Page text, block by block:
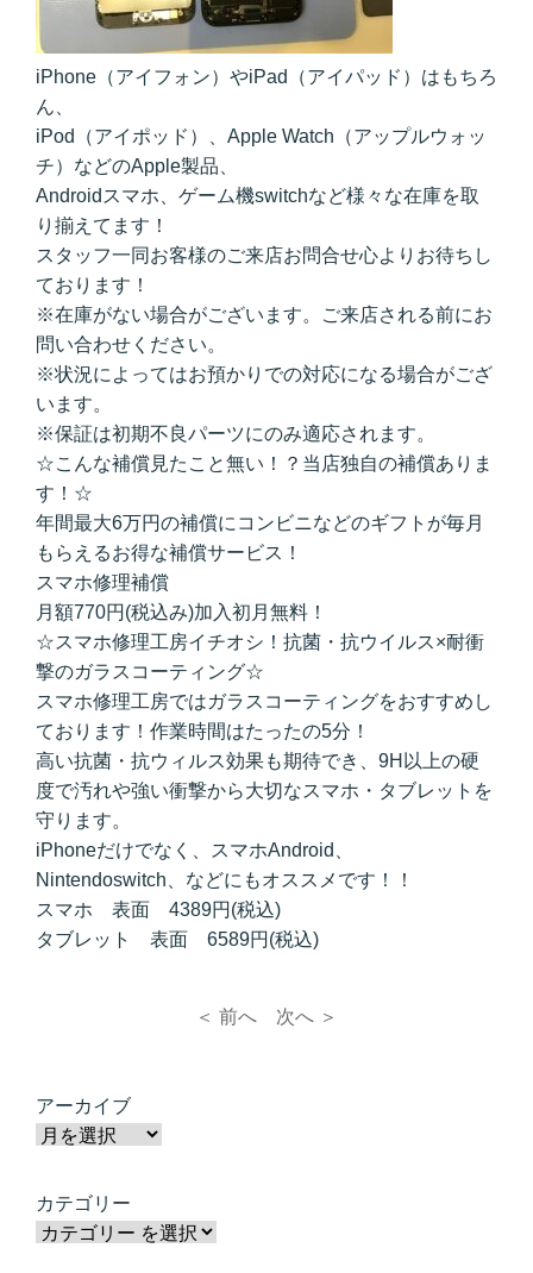
iPhone（アイフォン）やiPad（アイパッド）はもちろ
ん、
iPod（アイポッド）、Apple Watch（アップルウォッ
チ）などのApple製品、
Androidスマホ、ゲーム機switchなど様々な在庫を取
り揃えてます！
スタッフ一同お客様のご来店お問合せ心よりお待ちし
ております！
※在庫がない場合がございます。ご来店される前にお
問い合わせください。
※状況によってはお預かりでの対応になる場合がござ
います。
※保証は初期不良パーツにのみ適応されます。
☆こんな補償見たこと無い！？当店独自の補償ありま
す！☆
年間最大6万円の補償にコンビニなどのギフトが毎月
もらえるお得な補償サービス！
スマホ修理補償
月額770円(税込み)加入初月無料！
☆スマホ修理工房イチオシ！抗菌・抗ウイルス×耐衝
撃のガラスコーティング☆
スマホ修理工房ではガラスコーティングをおすすめし
ております！作業時間はたったの5分！
高い抗菌・抗ウィルス効果も期待でき、9H以上の硬
度で汚れや強い衝撃から大切なスマホ・タブレットを
守ります。
iPhoneだけでなく、スマホAndroid、
Nintendoswitch、などにもオススメです！！
スマホ 表面 4389円(税込)
タブレット 表面 6589円(税込)
＜ 前へ 次へ ＞
アーカイブ
カテゴリー